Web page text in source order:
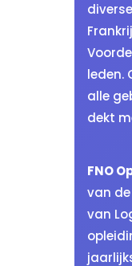
leden.
alle
dekt
FNO
van
van